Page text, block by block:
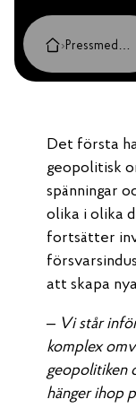
› Pressmeddelanden, case och insikter
Det första
geopolitisk
spänningar
olika i olika
fortsätter
att skapa
– Vi står
komplex
geopolitiken
hänger ihop